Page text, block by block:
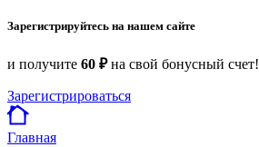
Зарегистрируйтесь на нашем сайте
и получите 60 ₽на свой бонусный счет!
Зарегистрироваться
Главная